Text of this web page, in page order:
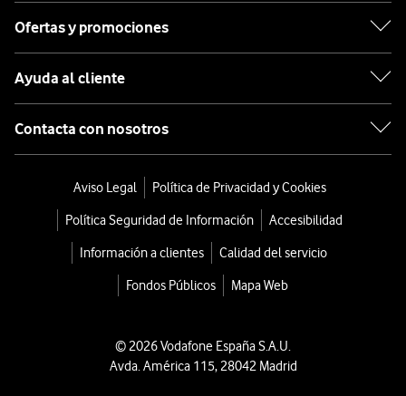
Ofertas y promociones
Ayuda al cliente
Contacta con nosotros
Aviso Legal
Política de Privacidad y Cookies
Política Seguridad de Información
Accesibilidad
Información a clientes
Calidad del servicio
Fondos Públicos
Mapa Web
© 2026 Vodafone España S.A.U.
Avda. América 115, 28042 Madrid